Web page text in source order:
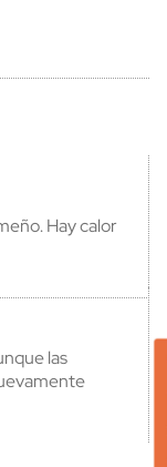
Hay calor
las